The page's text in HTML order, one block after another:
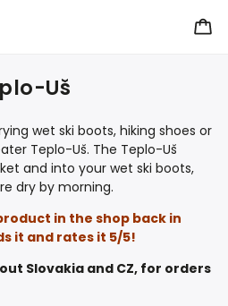
Uš
wet ski boots, hiking shoes or
Teplo-Uš. The Teplo-Uš
and into your wet ski boots,
dry by morning.
in the shop back in
it and rates it 5/5!
Slovakia and CZ, for orders